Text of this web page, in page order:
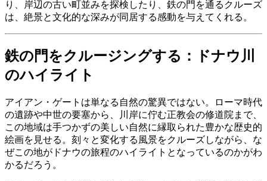
り、岸辺の古い町並みを探検したり、鉄の門を通るクルーズ
は、絶景と文化的な深みが同居する感動を与えてくれる。
鉄の門をクルージングする：ドナウ川
のハイライト
アイアン・ゲートは単なる自然の驚異ではない。ローマ時代
の遺跡や中世の要塞から、川岸に佇む正教会の修道院まで、
この地域は手つかずの美しい自然に縁取られた豊かな歴史的
絵画を見せる。刻々と変化する風景をクルーズしながら、な
ぜこの地がドナウの旅程のハイライトとなっているのかがわ
かるだろう。